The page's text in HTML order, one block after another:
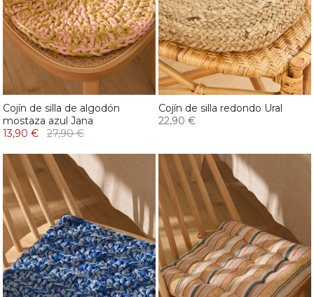
Cojín de silla de algodón
mostaza azul Jana
13,90 €
27,90 €
Cojín de silla redondo Ural
22,90 €